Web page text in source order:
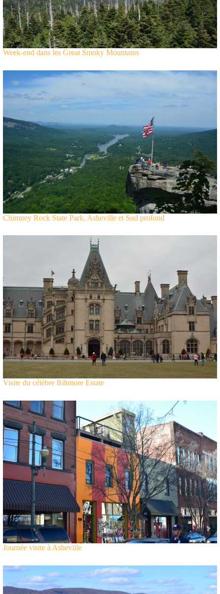
Week-end dans les Great Smoky Mountains
Chimney Rock State Park, Asheville et Sud profond
Visite du célèbre Biltmore Estate
Journée visite à Asheville